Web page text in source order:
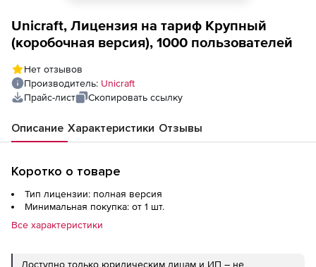
Unicraft, Лицензия на тариф Крупный
(коробочная версия), 1000 пользователей
Нет отзывов
Производитель: Unicraft
Прайс-лист
Скопировать ссылку
Описание Характеристики Отзывы
Коротко о товаре
Тип лицензии: полная версия
Минимальная покупка: от 1 шт.
Все характеристики
Доступно только юридическим лицам и ИП – не